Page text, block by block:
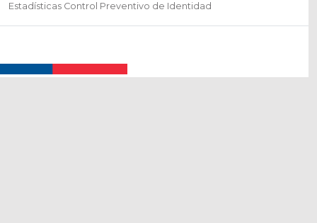
Estadísticas Control Preventivo de Identidad